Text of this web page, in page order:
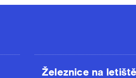
Železnice na letiště